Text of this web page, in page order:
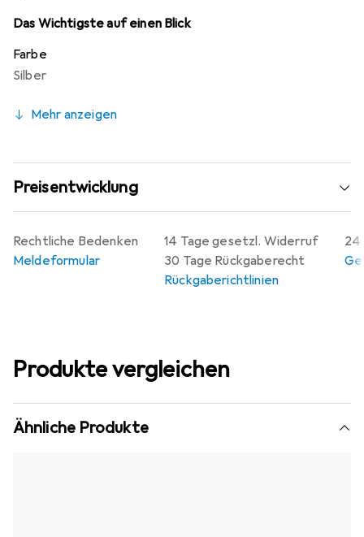
Das Wichtigste auf einen Blick
Farbe
Silber
Mehr anzeigen
Preisentwicklung
14 Tage gesetzl. Widerruf
30 Tage Rückgaberecht
Rückgaberichtlinien
24
Rechtliche Bedenken
Meldeformular
Produkte vergleichen
Ähnliche Produkte